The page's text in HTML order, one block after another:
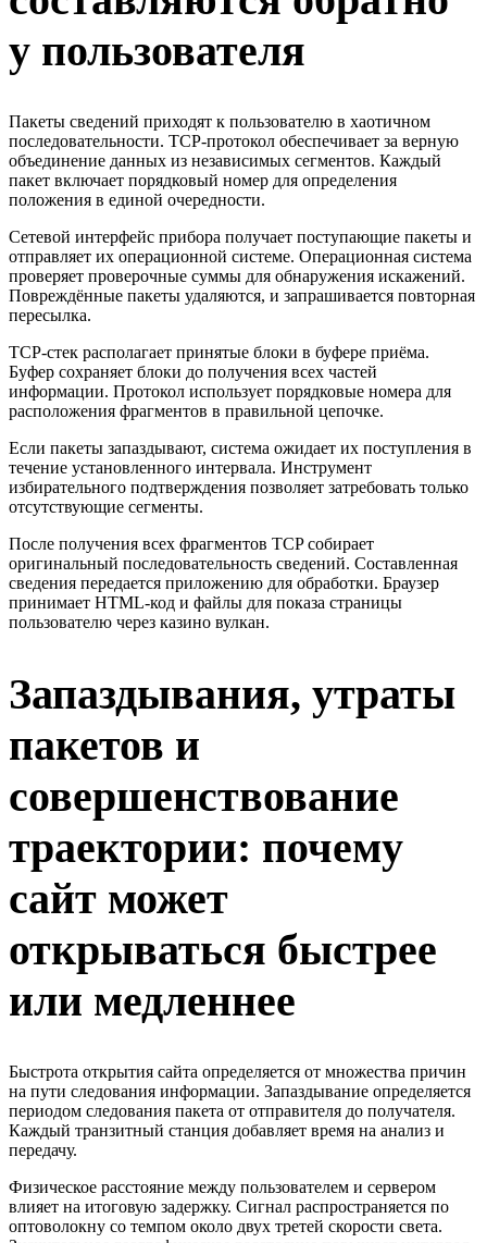
у пользователя
Пакеты сведений приходят к пользователю в хаотичном
последовательности. TCP-протокол обеспечивает за верную
объединение данных из независимых сегментов. Каждый
пакет включает порядковый номер для определения
положения в единой очередности.
Сетевой интерфейс прибора получает поступающие пакеты и
отправляет их операционной системе. Операционная система
проверяет проверочные суммы для обнаружения искажений.
Повреждённые пакеты удаляются, и запрашивается повторная
пересылка.
TCP-стек располагает принятые блоки в буфере приёма.
Буфер сохраняет блоки до получения всех частей
информации. Протокол использует порядковые номера для
расположения фрагментов в правильной цепочке.
Если пакеты запаздывают, система ожидает их поступления в
течение установленного интервала. Инструмент
избирательного подтверждения позволяет затребовать только
отсутствующие сегменты.
После получения всех фрагментов TCP собирает
оригинальный последовательность сведений. Составленная
сведения передается приложению для обработки. Браузер
принимает HTML-код и файлы для показа страницы
пользователю через казино вулкан.
Запаздывания, утраты
пакетов и
совершенствование
траектории: почему
сайт может
открываться быстрее
или медленнее
Быстрота открытия сайта определяется от множества причин
на пути следования информации. Запаздывание определяется
периодом следования пакета от отправителя до получателя.
Каждый транзитный станция добавляет время на анализ и
передачу.
Физическое расстояние между пользователем и сервером
влияет на итоговую задержку. Сигнал распространяется по
оптоволокну со темпом около двух третей скорости света.